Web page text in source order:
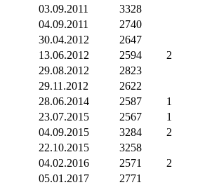
03.09.2011
3328
04.09.2011
2740
30.04.2012
2647
13.06.2012 2594
2
29.08.2012
2823
29.11.2012
2622
28.06.2014 2587
1
23.07.2015 2567
1
04.09.2015 3284
2
22.10.2015
3258
04.02.2016 2571
2
05.01.2017
2771